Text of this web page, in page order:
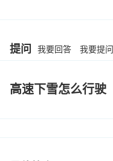
提问 我要回答 我要提问
高速下雪怎么行驶